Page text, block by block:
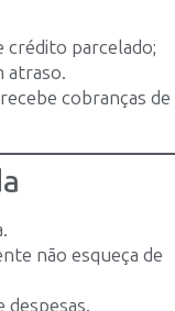
crédito parcelado;
atraso.
cobranças de
não esqueça de
despesas.